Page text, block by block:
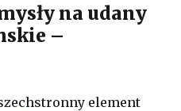
na udany
–
element